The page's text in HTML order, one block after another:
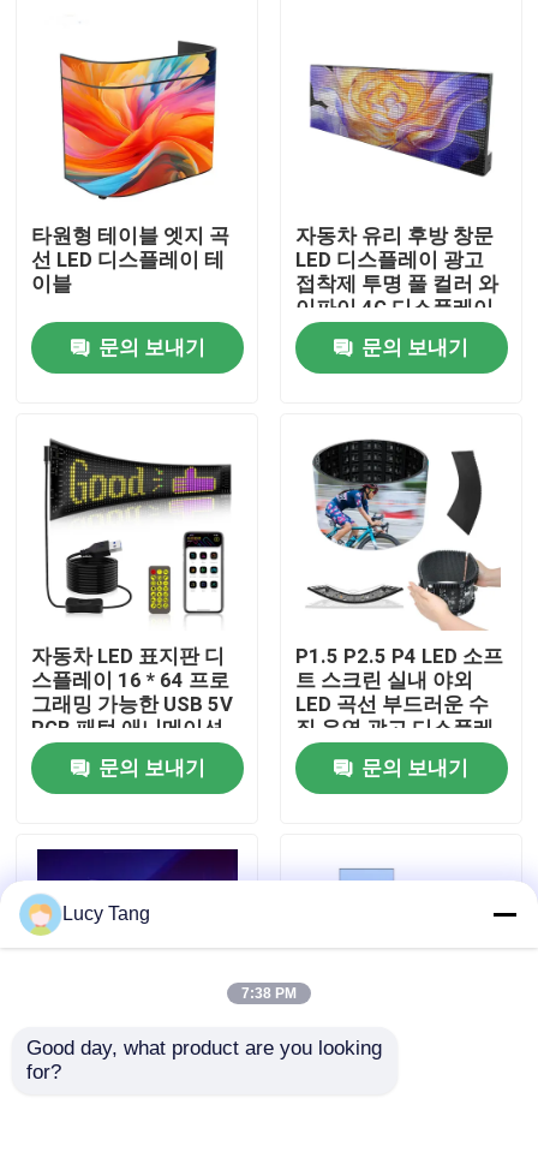
집
제품
비디오
VR 쇼
우리 에 관한 것
공장 투어
품질 관리
뉴스
타원형 테이블 엣지 곡
선 LED 디스플레이 테
이블
문의 보내기
자동차 유리 후방 창문
LED 디스플레이 광고
접착제 투명 풀 컬러 와
이파이 4G 디스플레이
보드 택시 후방 창문
문의 보내기
자동차 LED 표지판 디
스플레이 16 * 64 프로
그래밍 가능한 USB 5V
RGB 패턴 애니메이션
텍스트 DIY 스크롤 패널
원격 제어 광고 LED 화
면
문의 보내기
P1.5 P2.5 P4 LED 소프
트 스크린 실내 야외
LED 곡선 부드러운 수
직 유연 광고 디스플레
이 스크린
문의 보내기
드론 마법 카펫 스크린
Lucy Tang
7:38 PM
Good day, what product are you looking
for?